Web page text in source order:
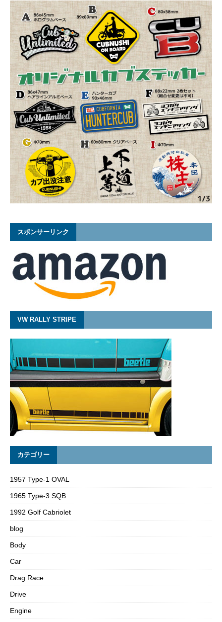
スポンサーリンク
VW RALLY STRIPE
カテゴリー
1957 Type-1 OVAL
1965 Type-3 SQB
1992 Golf Cabriolet
blog
Body
Car
Drag Race
Drive
Engine